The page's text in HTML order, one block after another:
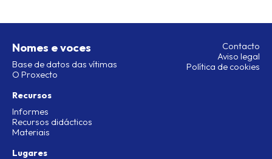
Nomes e voces
Base de datos das vítimas
O Proxecto
Recursos
Informes
Recursos didácticos
Materiais
Lugares
Contacto
Aviso legal
Política de cookies